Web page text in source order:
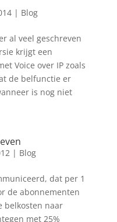
| Blog
al veel geschreven
krijgt een
Voice over IP zoals
de belfunctie er
is nog niet
| Blog
dat per 1
de abonnementen
belkosten naar
met 25%